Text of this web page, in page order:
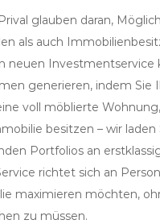
glauben daran,
als auch
neuen Investmentservice
generieren, indem Sie
voll möblierte
besitzen – wir laden
Portfolios an
richtet sich an
maximieren möchten,
zu müssen.